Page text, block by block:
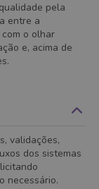
pela
entre a
o olhar
e, acima de
validações,
dos sistemas
necessário.